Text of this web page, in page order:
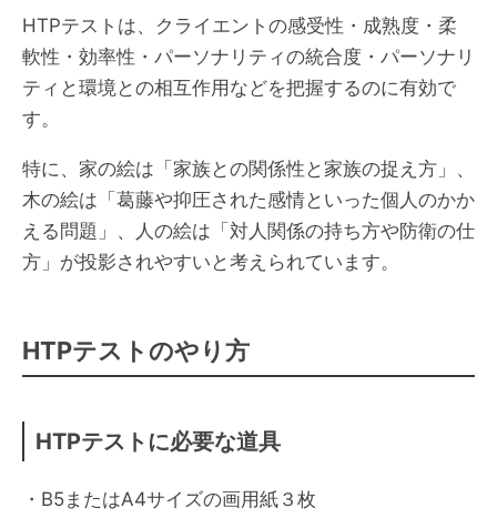
HTPテストは、クライエントの感受性・成熟度・柔
軟性・効率性・パーソナリティの統合度・パーソナリ
ティと環境との相互作用などを把握するのに有効で
す。
特に、家の絵は「家族との関係性と家族の捉え方」、
木の絵は「葛藤や抑圧された感情といった個人のかか
える問題」、人の絵は「対人関係の持ち方や防衛の仕
方」が投影されやすいと考えられています。
HTPテストのやり方
HTPテストに必要な道具
・B5またはA4サイズの画用紙３枚